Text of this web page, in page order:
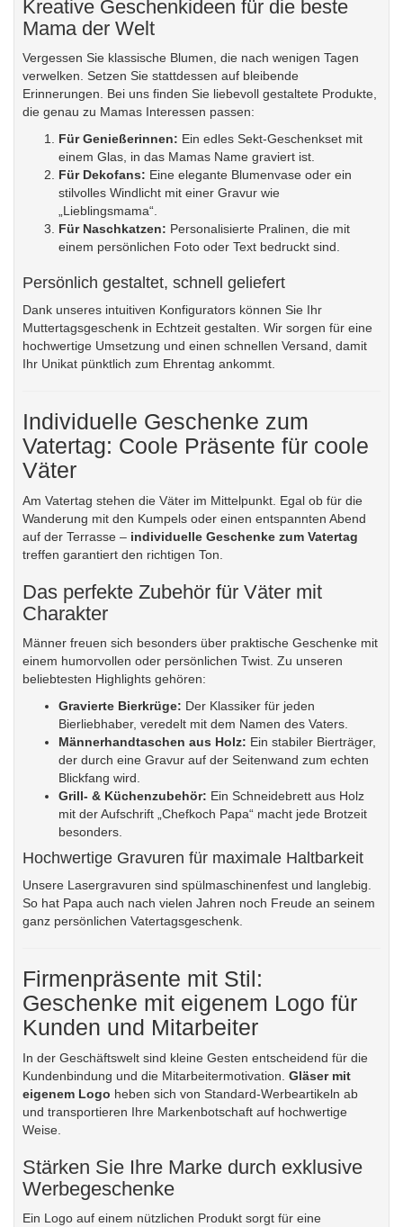
Kreative Geschenkideen für die beste
Mama der Welt
Vergessen Sie klassische Blumen, die nach wenigen Tagen
verwelken. Setzen Sie stattdessen auf bleibende
Erinnerungen. Bei uns finden Sie liebevoll gestaltete Produkte,
die genau zu Mamas Interessen passen:
Für Genießerinnen: Ein edles Sekt-Geschenkset mit
einem Glas, in das Mamas Name graviert ist.
Für Dekofans: Eine elegante Blumenvase oder ein
stilvolles Windlicht mit einer Gravur wie
„Lieblingsmama“.
Für Naschkatzen: Personalisierte Pralinen , die mit
einem persönlichen Foto oder Text bedruckt sind.
Persönlich gestaltet, schnell geliefert
Dank unseres intuitiven Konfigurators können Sie Ihr
Muttertagsgeschenk in Echtzeit gestalten. Wir sorgen für eine
hochwertige Umsetzung und einen schnellen Versand, damit
Ihr Unikat pünktlich zum Ehrentag ankommt.
Individuelle Geschenke zum
Vatertag: Coole Präsente für coole
Väter
Am Vatertag stehen die Väter im Mittelpunkt. Egal ob für die
Wanderung mit den Kumpels oder einen entspannten Abend
auf der Terrasse – individuelle Geschenke zum Vatertag
treffen garantiert den richtigen Ton.
Das perfekte Zubehör für Väter mit
Charakter
Männer freuen sich besonders über praktische Geschenke mit
einem humorvollen oder persönlichen Twist. Zu unseren
beliebtesten Highlights gehören:
Gravierte Bierkrüge: Der Klassiker für jeden
Bierliebhaber, veredelt mit dem Namen des Vaters.
Männerhandtaschen aus Holz: Ein stabiler Bierträger,
der durch eine Gravur auf der Seitenwand zum echten
Blickfang wird.
Grill- & Küchenzubehör: Ein Schneidebrett aus Holz
mit der Aufschrift „Chefkoch Papa“ macht jede Brotzeit
besonders.
Hochwertige Gravuren für maximale Haltbarkeit
Unsere Lasergravuren sind spülmaschinenfest und langlebig.
So hat Papa auch nach vielen Jahren noch Freude an seinem
ganz persönlichen Vatertagsgeschenk.
Firmenpräsente mit Stil:
Geschenke mit eigenem Logo für
Kunden und Mitarbeiter
In der Geschäftswelt sind kleine Gesten entscheidend für die
Kundenbindung und die Mitarbeitermotivation. Gläser mit
eigenem Logo heben sich von Standard-Werbeartikeln ab
und transportieren Ihre Markenbotschaft auf hochwertige
Weise.
Stärken Sie Ihre Marke durch exklusive
Werbegeschenke
Ein Logo auf einem nützlichen Produkt sorgt für eine